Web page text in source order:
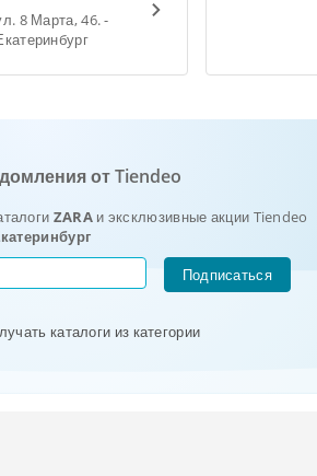
8 Марта, 46. -
от Tiendeo
ZARAи эксклюзивные акции Tiendeo
Подписаться
каталоги из категории